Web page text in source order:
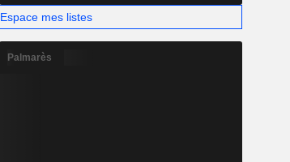
Espace mes listes
Palmarès